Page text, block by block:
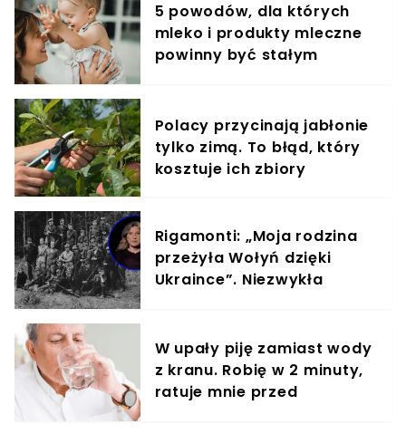
5 powodów, dla których
mleko i produkty mleczne
powinny być stałym
Polacy przycinają jabłonie
tylko zimą. To błąd, który
kosztuje ich zbiory
Rigamonti: „Moja rodzina
przeżyła Wołyń dzięki
Ukraince”. Niezwykła
W upały piję zamiast wody
z kranu. Robię w 2 minuty,
ratuje mnie przed